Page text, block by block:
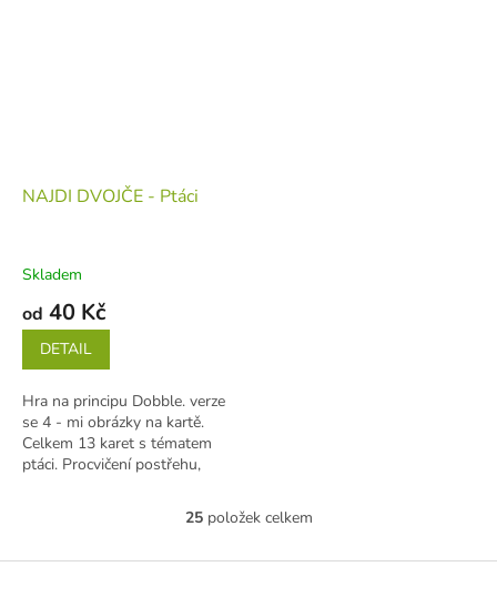
NAJDI DVOJČE - Ptáci
Skladem
od 40 Kč
DETAIL
Hra na principu Dobble. verze
se 4 - mi obrázky na kartě.
Celkem 13 karet s tématem
ptáci. Procvičení postřehu,
O
l
25položek celkem
Z